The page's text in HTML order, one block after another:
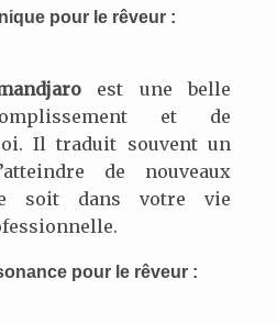
pour le rêveur :
est une belle
et de
Il traduit souvent un
de nouveaux
soit dans votre vie
pour le rêveur :